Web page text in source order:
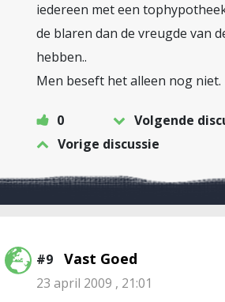
iedereen met een
de blaren dan de vreugde van
hebben..
Men beseft het alleen nog niet.
0
Volgende
Vorige discussie
#9 Vast Goed
23 april 2009 , 21:01